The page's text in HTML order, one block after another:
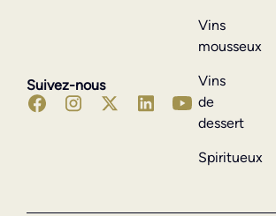
Suivez-nous
Vins
mousseux
Vins
de
dessert
Spiritueux